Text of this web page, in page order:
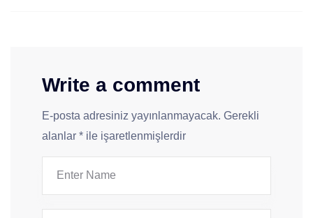
Write a comment
E-posta adresiniz yayınlanmayacak. Gerekli
alanlar * ile işaretlenmişlerdir